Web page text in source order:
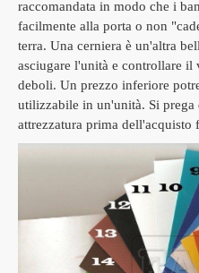
raccomandata in modo che i
facilmente alla porta o non
terra. Una cerniera è un'altra
asciugare l'unità e controllare il
deboli. Un prezzo inferiore
utilizzabile in un'unità. Si
attrezzatura prima dell'acquisto